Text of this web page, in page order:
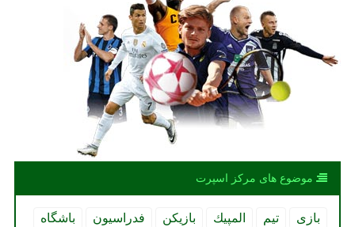
موضوع های مركز اسپرت
بازی تیم المپیك بازیكن فدراسیون
باشگاه